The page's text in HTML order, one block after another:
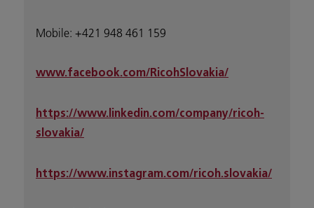
Mobile: +421 948 461 159
www.facebook.com/RicohSlovakia/
https://www.linkedin.com/company/ricoh-
slovakia/
https://www.instagram.com/ricoh.slovakia/